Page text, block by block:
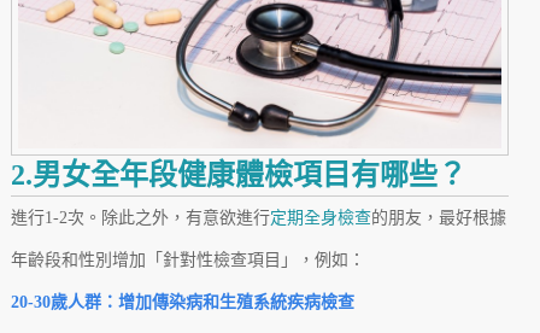
2.男女全年段健康體檢項目有哪些？
進行1-2次。除此之外，有意欲進行定期全身檢查的朋友，最好根據
年齡段和性別增加「針對性檢查項目」，例如：
20-30歲人群：增加傳染病和生殖系統疾病檢查